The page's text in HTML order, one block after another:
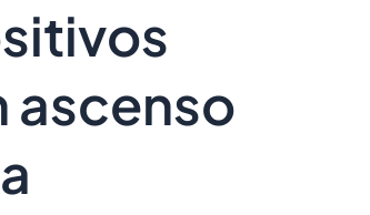
ascenso